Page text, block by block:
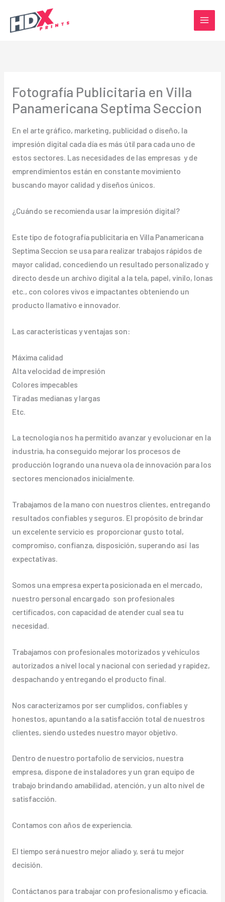
contenido
Fotografía Publicitaria en Villa
Panamericana Septima Seccion
En el arte gráfico, marketing, publicidad o diseño, la
impresión digital cada día es más útil para cada uno de
estos sectores. Las necesidades de las empresas y de
emprendimientos están en constante movimiento
buscando mayor calidad y diseños únicos.
¿Cuándo se recomienda usar la impresión digital?
Este tipo de fotografía publicitaria en Villa Panamericana
Septima Seccion se usa para realizar trabajos rápidos de
mayor calidad, concediendo un resultado personalizado y
directo desde un archivo digital a la tela, papel, vinilo, lonas
etc., con colores vivos e impactantes obteniendo un
producto llamativo e innovador.
Las características y ventajas son:
Máxima calidad
Alta velocidad de impresión
Colores impecables
Tiradas medianas y largas
Etc.
La tecnología nos ha permitido avanzar y evolucionar en la
industria, ha conseguido mejorar los procesos de
producción logrando una nueva ola de innovación para los
sectores mencionados inicialmente.
Trabajamos de la mano con nuestros clientes, entregando
resultados confiables y seguros. El propósito de brindar
un excelente servicio es proporcionar gusto total,
compromiso, confianza, disposición, superando así las
expectativas.
Somos una empresa experta posicionada en el mercado,
nuestro personal encargado son profesionales
certificados, con capacidad de atender cual sea tu
necesidad.
Trabajamos con profesionales motorizados y vehículos
autorizados a nivel local y nacional con seriedad y rapidez,
despachando y entregando el producto final.
Nos caracterizamos por ser cumplidos, confiables y
honestos, apuntando a la satisfacción total de nuestros
clientes, siendo ustedes nuestro mayor objetivo.
Dentro de nuestro portafolio de servicios, nuestra
empresa, dispone de instaladores y un gran equipo de
trabajo brindando amabilidad, atención, y un alto nivel de
satisfacción.
Contamos con años de experiencia.
El tiempo será nuestro mejor aliado y, será tu mejor
decisión.
Contáctanos para trabajar con profesionalismo y eficacia.